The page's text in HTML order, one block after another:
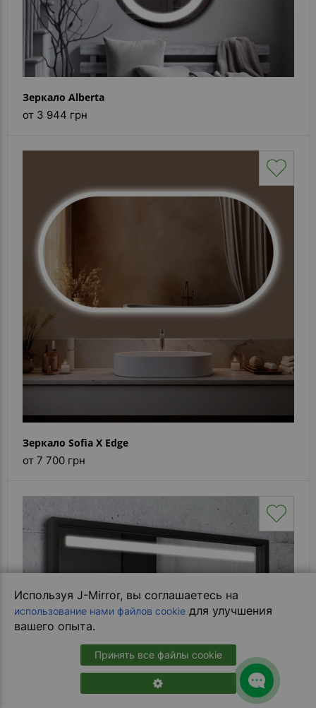
Используя J-Mirror, вы соглашаетесь на
использование нами файлов cookie для улучшения
вашего опыта.
Принять все файлы cookie
Зеркало Alberta
от 3 944 грн
Зеркало Sofia X Edge
от 7 700 грн